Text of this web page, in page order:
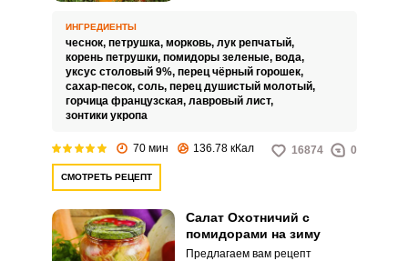
основном из-за таких
обстоятельств, как ранние
заморозки.
ИНГРЕДИЕНТЫ
чеснок, петрушка, морковь, лук репчатый,
корень петрушки, помидоры зеленые, вода,
уксус столовый 9%, перец чёрный горошек,
сахар-песок, соль, перец душистый молотый,
горчица французская, лавровый лист,
зонтики укропа
70 мин 136.78 кКал 16874 0
СМОТРЕТЬ РЕЦЕПТ
Салат Охотничий с
помидорами на зиму
Предлагаем вам рецепт